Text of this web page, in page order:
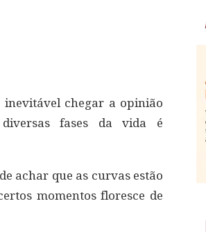
inevitável chegar a opinião
fases da vida é
achar que as curvas estão
momentos floresce de